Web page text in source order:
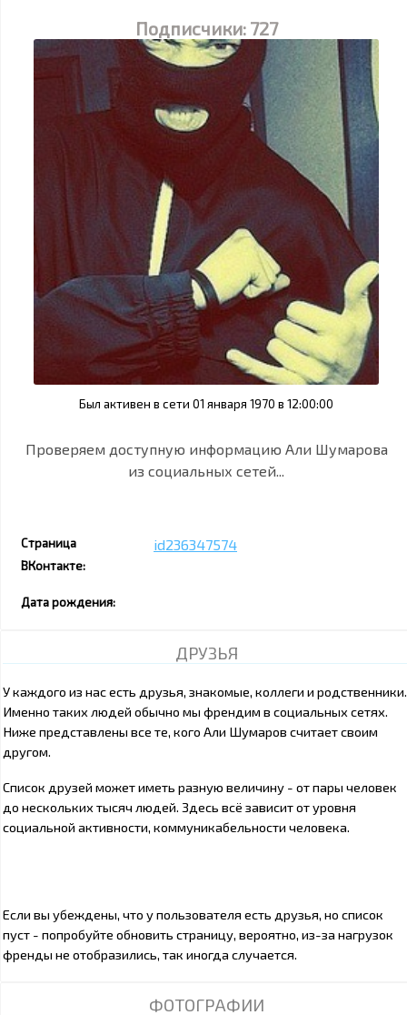
Подписчики: 727
Был активен в сети 01 января 1970 в 12:00:00
Проверяем доступную информацию Али Шумарова
из социальных сетей...
Страница
ВКонтакте:
id236347574
Дата рождения:
ДРУЗЬЯ
У каждого из нас есть друзья, знакомые, коллеги и родственники.
Именно таких людей обычно мы френдим в социальных сетях.
Ниже представлены все те, кого Али Шумаров считает своим
другом.
Список друзей может иметь разную величину - от пары человек
до нескольких тысяч людей. Здесь всё зависит от уровня
социальной активности, коммуникабельности человека.
Если вы убеждены, что у пользователя есть друзья, но список
пуст - попробуйте обновить страницу, вероятно, из-за нагрузок
френды не отобразились, так иногда случается.
ФОТОГРАФИИ